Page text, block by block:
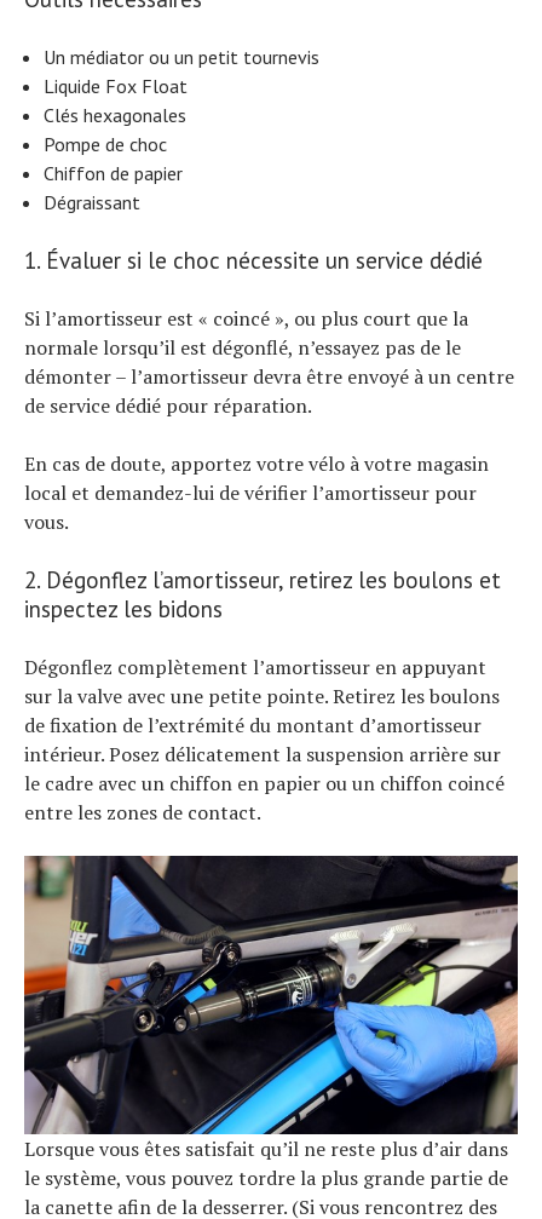
Un médiator ou un petit tournevis
Liquide Fox Float
Clés hexagonales
Pompe de choc
Chiffon de papier
Dégraissant
1. Évaluer si le choc nécessite un service dédié
Si l’amortisseur est « coincé », ou plus court que la
normale lorsqu’il est dégonflé, n’essayez pas de le
démonter – l’amortisseur devra être envoyé à un centre
de service dédié pour réparation.
En cas de doute, apportez votre vélo à votre magasin
local et demandez-lui de vérifier l’amortisseur pour
vous.
2. Dégonflez l’amortisseur, retirez les boulons et
inspectez les bidons
Dégonflez complètement l’amortisseur en appuyant
sur la valve avec une petite pointe. Retirez les boulons
de fixation de l’extrémité du montant d’amortisseur
intérieur. Posez délicatement la suspension arrière sur
le cadre avec un chiffon en papier ou un chiffon coincé
entre les zones de contact.
Lorsque vous êtes satisfait qu’il ne reste plus d’air dans
le système, vous pouvez tordre la plus grande partie de
la canette afin de la desserrer. (Si vous rencontrez des